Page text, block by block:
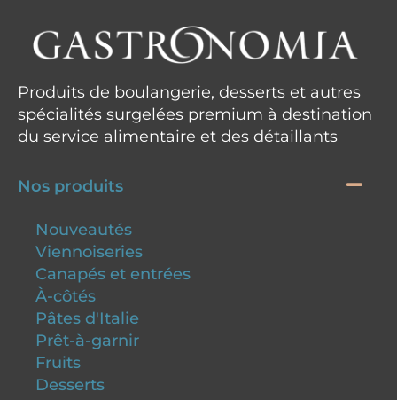
Produits de boulangerie, desserts et autres
spécialités surgelées premium à destination
du service alimentaire et des détaillants
Nos produits
Nouveautés
Viennoiseries
Canapés et entrées
À-côtés
Pâtes d'Italie
Prêt-à-garnir
Fruits
Desserts